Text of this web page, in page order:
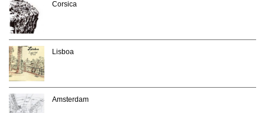
Corsica
Lisboa
Amsterdam